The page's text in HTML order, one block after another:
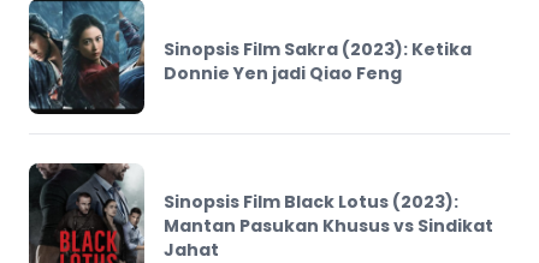
Sinopsis Film Sakra (2023): Ketika
Donnie Yen jadi Qiao Feng
Sinopsis Film Black Lotus (2023):
Mantan Pasukan Khusus vs Sindikat
Jahat